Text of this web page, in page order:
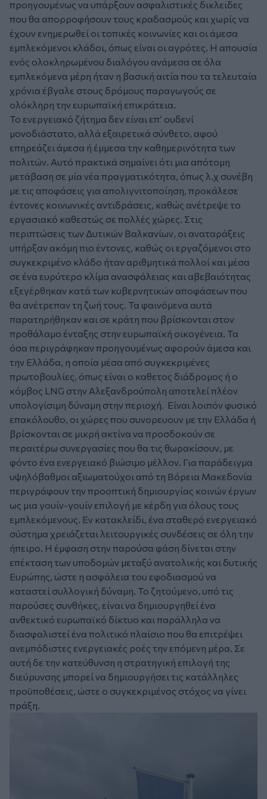
προηγουμένως να υπάρξουν ασφαλιστικές δικλειδες
που θα απορροφήσουν τους κραδασμούς και χωρίς να
έχουν ενημερωθεί οι τοπικές κοινωνίες και οι άμεσα
εμπλεκόμενοι κλάδοι, όπως είναι οι αγρότες. Η απουσία
ενός ολοκληρωμένου διαλόγου ανάμεσα σε όλα
εμπλεκόμενα μέρη ήταν η βασική αιτία που τα τελευταία
χρόνια έβγαλε στους δρόμους παραγωγούς σε
ολόκληρη την ευρωπαϊκή επικράτεια.
Το ενεργειακό ζήτημα δεν είναι επ’ ουδενί
μονοδιάστατο, αλλά εξαιρετικά σύνθετο, αφού
επηρεάζει άμεσα ή έμμεσα την καθημερινότητα των
πολιτών. Αυτό πρακτικά σημαίνει ότι μια απότομη
μετάβαση σε μία νέα πραγματικότητα, όπως λ.χ συνέβη
με τις αποφάσεις για απολιγνιτοποίηση, προκάλεσε
έντονες κοινωνικές αντιδράσεις, καθώς ανέτρεψε το
εργασιακό καθεστώς σε πολλές χώρες. Στις
περιπτώσεις των Δυτικών Βαλκανίων, οι αναταράξεις
υπήρξαν ακόμη πιο έντονες, καθώς οι εργαζόμενοι στο
συγκεκριμένο κλάδο ήταν αριθμητικά πολλοί και μέσα
σε ένα ευρύτερο κλίμα ανασφάλειας και αβεβαιότητας
εξεγέρθηκαν κατά των κυβερνητικών αποφάσεων που
θα ανέτρεπαν τη ζωή τους. Τα φαινόμενα αυτά
παρατηρήθηκαν και σε κράτη που βρίσκονται στον
προθάλαμο ένταξης στην ευρωπαϊκή οικογένεια. Τα
όσα περιγράφηκαν προηγουμένως αφορούν άμεσα και
την Ελλάδα, η οποία μέσα από συγκεκριμένες
πρωτοβουλίες, όπως είναι ο καθετος διάδρομος ή ο
κόμβος LNG στην Αλεξανδρούπολη αποτελεί πλέον
υπολογίσιμη δύναμη στην περιοχή. Είναι λοιπόν φυσικό
επακόλουθο, οι χώρες που συνορευουν με την Ελλάδα ή
βρίσκονται σε μικρή ακτίνα να προσδοκούν σε
περαιτέρω συνεργασίες που θα τις θωρακίσουν, με
φόντο ένα ενεργειακό βιώσιμο μέλλον. Για παράδειγμα
υψηλόβαθμοι αξιωματούχοι από τη Βόρεια Μακεδονία
περιγράφουν την προοπτική δημιουργίας κοινών έργων
ως μια γουίν-γουίν επιλογή με κέρδη για όλους τους
εμπλεκόμενους. Εν κατακλείδι, ένα σταθερό ενεργειακό
σύστημα χρειάζεται λειτουργικές συνδέσεις σε όλη την
ήπειρο. Η έμφαση στην παρούσα φάση δίνεται στην
επέκταση των υποδομών μεταξύ ανατολικής και δυτικής
Ευρώπης, ώστε η ασφάλεια του εφοδιασμού να
καταστεί συλλογική δύναμη. Το ζητούμενο, υπό τις
παρούσες συνθήκες, είναι να δημιουργηθεί ένα
ανθεκτικό ευρωπαϊκό δίκτυο και παράλληλα να
διασφαλιστεί ένα πολιτικό πλαίσιο που θα επιτρέψει
ανεμπόδιστες ενεργειακές ροές την επόμενη μέρα. Σε
αυτή δε την κατεύθυνση η στρατηγική επιλογή της
διεύρυνσης μπορεί να δημιουργήσει τις κατάλληλες
προϋποθέσεις, ώστε ο συγκεκριμένος στόχος να γίνει
πράξη.